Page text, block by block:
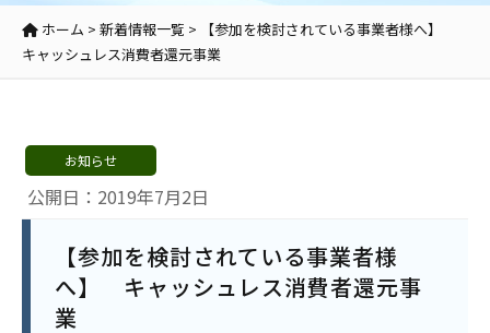
ホーム > 新着情報一覧 >
【参加を検討されている事業者様へ】
キャッシュレス消費者還元事業
公開日：2019年7月2日
お知らせ
【参加を検討されている事業者様
へ】 キャッシュレス消費者還元事
業